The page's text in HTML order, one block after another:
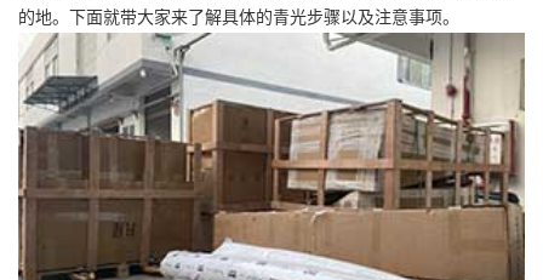
的地。下面就带大家来了解具体的青光步骤以及注意事项。